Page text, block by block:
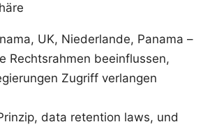
UK, Niederlande, Panama –
Rechtsrahmen beeinflussen,
Zugriff verlangen
data retention laws, und